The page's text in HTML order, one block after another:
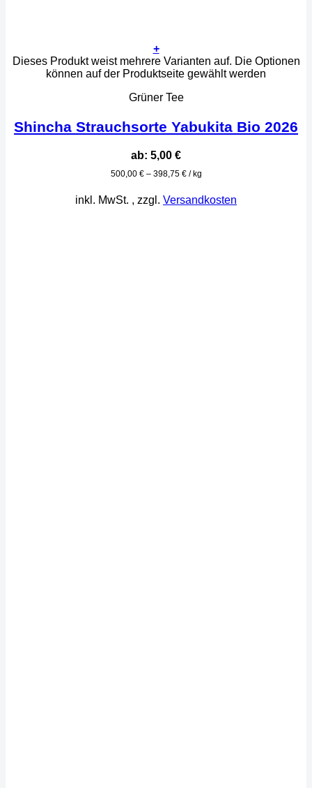
+
Dieses Produkt weist mehrere Varianten auf. Die Optionen
können auf der Produktseite gewählt werden
Grüner Tee
Shincha Strauchsorte Yabukita Bio 2026
ab: 5,00 €
500,00 €– 398,75 €/ kg
inkl. MwSt. , zzgl. Versandkosten